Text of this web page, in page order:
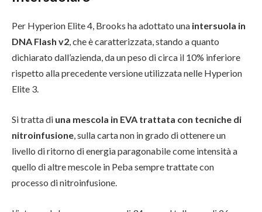
Per Hyperion Elite 4, Brooks ha adottato una intersuola in
DNA Flash v2, che è caratterizzata, stando a quanto
dichiarato dall’azienda, da un peso di circa il 10% inferiore
rispetto alla precedente versione utilizzata nelle Hyperion
Elite 3.
Si tratta di una mescola in EVA trattata con tecniche di
nitroinfusione, sulla carta non in grado di ottenere un
livello di ritorno di energia paragonabile come intensità a
quello di altre mescole in Peba sempre trattate con
processo di nitroinfusione.